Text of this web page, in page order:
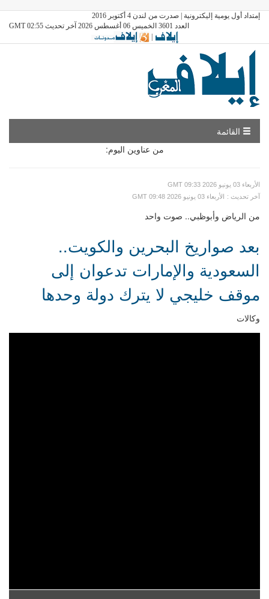
إمتداد أول يومية إليكترونية | صدرت من لندن 4 أكتوبر 2016
العدد 3601 الخميس 06 أغسطس 2026 آخر تحديث GMT 02:55
|
القائمة
من عناوين اليوم:
GMT الأربعاء 03 يونيو 2026 09:33
GMT الأربعاء 03 يونيو 2026 09:48
: آخر تحديث
من الرياض وأبوظبي.. صوت واحد
بعد صواريخ البحرين والكويت..
السعودية والإمارات تدعوان إلى
موقف خليجي لا يترك دولة وحدها
وكالات